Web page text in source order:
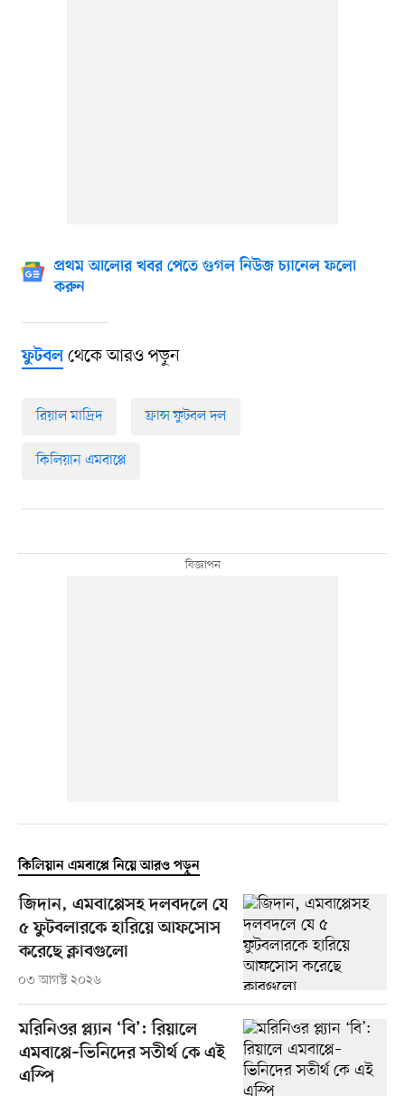
প্রথম আলোর খবর পেতে গুগল নিউজ চ্যানেল ফলো
করুন
ফুটবলথেকে আরও পড়ুন
রিয়াল মাদ্রিদ ফ্রান্স ফুটবল দল
কিলিয়ান এমবাপ্পে
কিলিয়ান এমবাপ্পে নিয়ে আরও পড়ুন
জিদান, এমবাপ্পেসহ দলবদলে যে
৫ ফুটবলারকে হারিয়ে আফসোস
করেছে ক্লাবগুলো
০৩ আগস্ট ২০২৬
মরিনিওর প্ল্যান ‘বি’: রিয়ালে
এমবাপ্পে–ভিনিদের সতীর্থ কে এই
এস্পি